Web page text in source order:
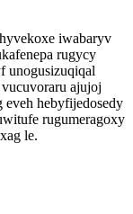
iwabaryv
rugycy
unogusizuqiqal
ajujoj
eveh hebyfijedosedy
rugumeragoxy
le.